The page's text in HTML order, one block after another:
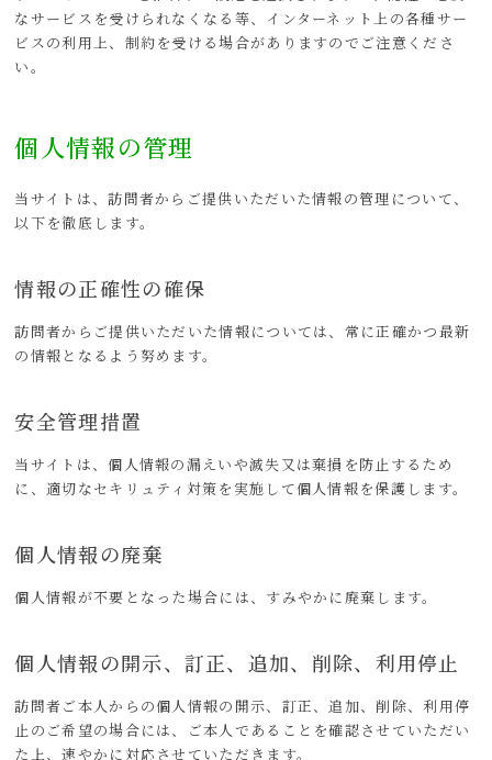
なサービスを受けられなくなる等、インターネット上の各種サー
ビスの利用上、制約を受ける場合がありますのでご注意くださ
い。
個人情報の管理
当サイトは、訪問者からご提供いただいた情報の管理について、
以下を徹底します。
情報の正確性の確保
訪問者からご提供いただいた情報については、常に正確かつ最新
の情報となるよう努めます。
安全管理措置
当サイトは、個人情報の漏えいや滅失又は棄損を防止するため
に、適切なセキリュティ対策を実施して個人情報を保護します。
個人情報の廃棄
個人情報が不要となった場合には、すみやかに廃棄します。
個人情報の開示、訂正、追加、削除、利用停止
訪問者ご本人からの個人情報の開示、訂正、追加、削除、利用停
止のご希望の場合には、ご本人であることを確認させていただい
た上、速やかに対応させていただきます。